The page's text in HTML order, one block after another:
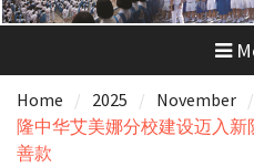
Home 2025 November
隆中华艾美娜分校建设迈入
善款